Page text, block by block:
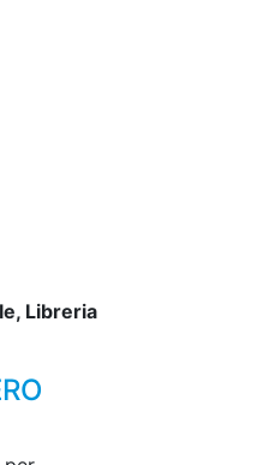
Libreria